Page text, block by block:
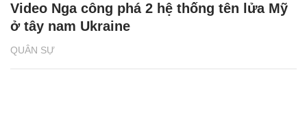
QUÂN SỰ
Video Nga công phá 2 hệ thống tên lửa Mỹ
ở tây nam Ukraine